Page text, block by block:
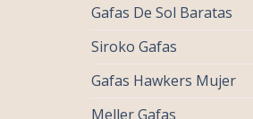
Gafas De Sol Baratas
Siroko Gafas
Gafas Hawkers Mujer
Meller Gafas